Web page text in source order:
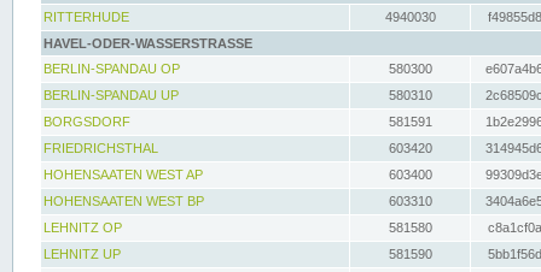
RITTERHUDE
4940030
HAVEL-ODER-WASSERSTRASSE
BERLIN-SPANDAU OP
580300
BERLIN-SPANDAU UP
580310
BORGSDORF
581591
FRIEDRICHSTHAL
603420
HOHENSAATEN WEST AP
603400
HOHENSAATEN WEST BP
603310
LEHNITZ OP
581580
LEHNITZ UP
581590